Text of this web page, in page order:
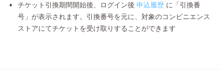
チケット引換期間開始後、ログイン後 申込履歴 に「引換番
号」が表示されます。引換番号を元に、対象のコンビニエンス
ストアにてチケットを受け取りすることができます